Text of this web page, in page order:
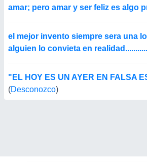
amar; pero amar y ser feliz es algo
el mejor invento siempre sera una
alguien lo convieta en
"EL HOY ES UN AYER EN FALSA
(Desconozco)